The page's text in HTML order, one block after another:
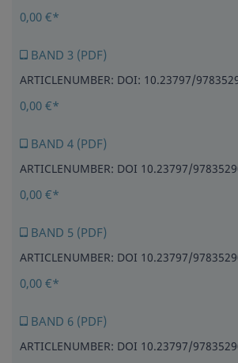
0,00 €*
BAND 3 (PDF)
ARTICLENUMBER: DOI: 10.23797/
0,00 €*
BAND 4 (PDF)
ARTICLENUMBER: DOI 10.23797/
0,00 €*
BAND 5 (PDF)
ARTICLENUMBER: DOI 10.23797/
0,00 €*
BAND 6 (PDF)
ARTICLENUMBER: DOI 10.23797/